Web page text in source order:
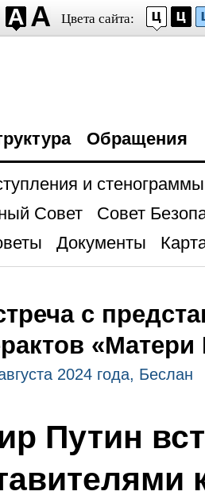
Цвета сайта:
Обращения
и стенограммы
Совет
Совет
Документы
с
«Матери
2024 года, Беслан
Путин